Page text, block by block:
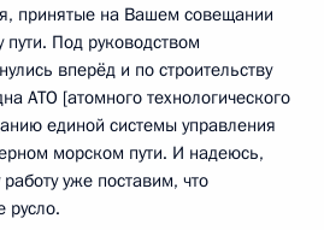
принятые на Вашем совещании
Под руководством
вперёд и по строительству
АТО [атомного технологического
единой системы управления
морском пути. И надеюсь,
уже поставим, что
русло.